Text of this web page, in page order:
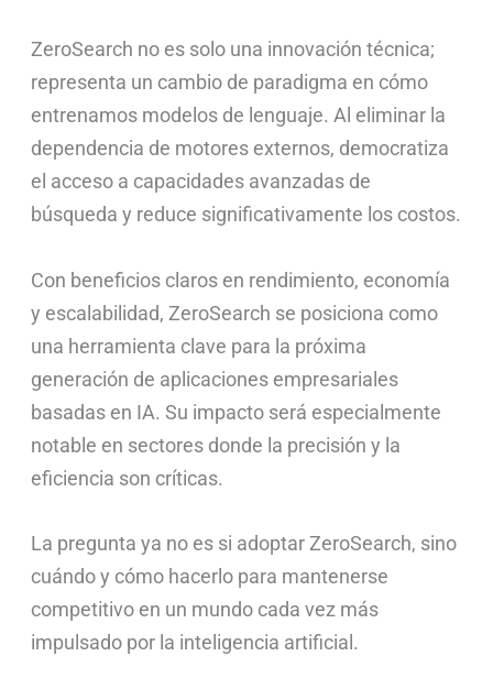
ZeroSearch no es solo una innovación técnica;
representa un cambio de paradigma en cómo
entrenamos modelos de lenguaje. Al eliminar la
dependencia de motores externos, democratiza
el acceso a capacidades avanzadas de
búsqueda y reduce significativamente los costos.
Con beneficios claros en rendimiento, economía
y escalabilidad, ZeroSearch se posiciona como
una herramienta clave para la próxima
generación de aplicaciones empresariales
basadas en IA. Su impacto será especialmente
notable en sectores donde la precisión y la
eficiencia son críticas.
La pregunta ya no es si adoptar ZeroSearch, sino
cuándo y cómo hacerlo para mantenerse
competitivo en un mundo cada vez más
impulsado por la inteligencia artificial.